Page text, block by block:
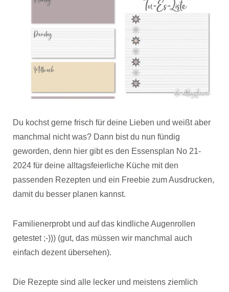
Du kochst gerne frisch für deine Lieben und weißt aber
manchmal nicht was? Dann bist du nun fündig
geworden, denn hier gibt es den Essensplan No 21-
2024 für deine alltagsfeierliche Küche mit den
passenden Rezepten und ein Freebie zum Ausdrucken,
damit du besser planen kannst.
Familienerprobt und auf das kindliche Augenrollen
getestet ;-))) (gut, das müssen wir manchmal auch
einfach dezent übersehen).
Die Rezepte sind alle lecker und meistens ziemlich